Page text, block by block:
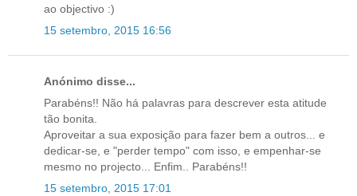
ao objectivo :)
15 setembro, 2015 16:56
Anónimo disse...
Parabéns!! Não há palavras para descrever esta atitude
tão bonita.
Aproveitar a sua exposição para fazer bem a outros... e
dedicar-se, e "perder tempo" com isso, e empenhar-se
mesmo no projecto... Enfim.. Parabéns!!
15 setembro, 2015 17:01